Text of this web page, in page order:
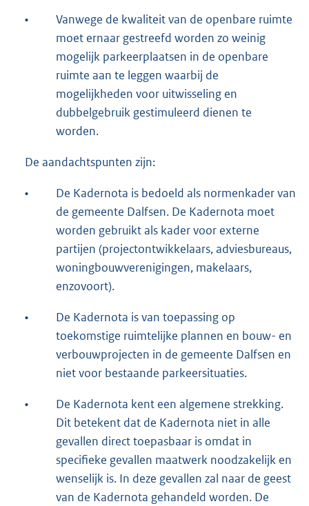
•
Vanwege de kwaliteit van de openbare ruimte
moet ernaar gestreefd worden zo weinig
mogelijk parkeerplaatsen in de openbare
ruimte aan te leggen waarbij de
mogelijkheden voor uitwisseling en
dubbelgebruik gestimuleerd dienen te
worden.
De aandachtspunten zijn:
•
De Kadernota is bedoeld als normenkader van
de gemeente Dalfsen. De Kadernota moet
worden gebruikt als kader voor externe
partijen (projectontwikkelaars, adviesbureaus,
woningbouwverenigingen, makelaars,
enzovoort).
•
De Kadernota is van toepassing op
toekomstige ruimtelijke plannen en bouw- en
verbouwprojecten in de gemeente Dalfsen en
niet voor bestaande parkeersituaties.
•
De Kadernota kent een algemene strekking.
Dit betekent dat de Kadernota niet in alle
gevallen direct toepasbaar is omdat in
specifieke gevallen maatwerk noodzakelijk en
wenselijk is. In deze gevallen zal naar de geest
van de Kadernota gehandeld worden. De